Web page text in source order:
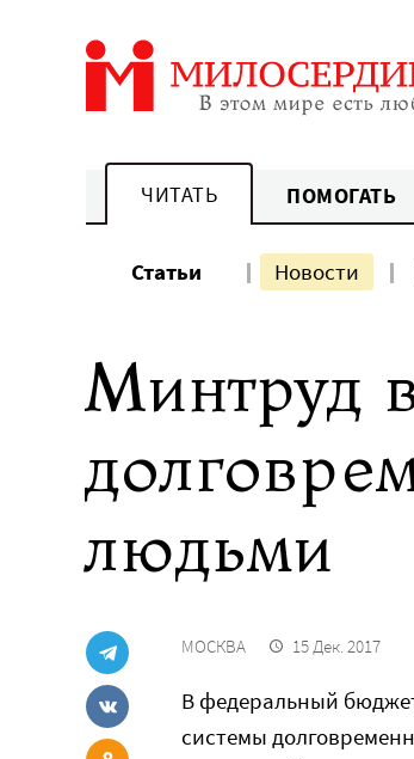
ЧИТАТЬ ПОМОГАТЬ
Статьи Новости
Минтруд
людьми
МОСКВА 15 Дек. 2017
В федеральный
системы